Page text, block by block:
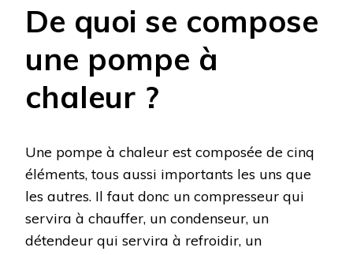
De quoi se compose
une pompe à
chaleur ?
Une pompe à chaleur est composée de cinq
éléments, tous aussi importants les uns que
les autres. Il faut donc un compresseur qui
servira à chauffer, un condenseur, un
détendeur qui servira à refroidir, un